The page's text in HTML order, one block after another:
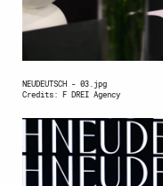
NEUDEUTSCH - 03.jpg
Credits: F DREI Agency